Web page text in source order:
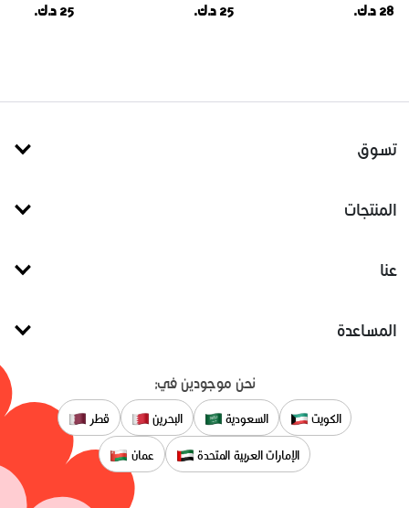
28 د.ك. 25 د.ك. 25 د.ك.
تسوق
المنتجات
عنا
المساعدة
نحن موجودين في:
الكويت السعودية البحرين قطر
الإمارات العربية المتحدة عمان